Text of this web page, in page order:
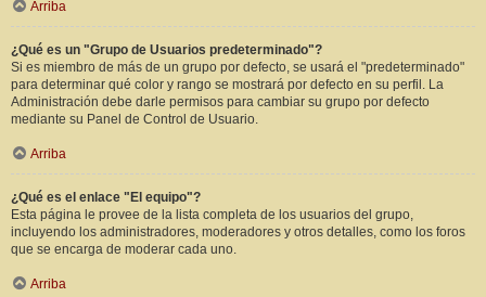
Arriba
¿Qué es un "Grupo de Usuarios predeterminado"?
Si es miembro de más de un grupo por defecto, se usará el "predeterminado"
para determinar qué color y rango se mostrará por defecto en su perfil. La
Administración debe darle permisos para cambiar su grupo por defecto
mediante su Panel de Control de Usuario.
Arriba
¿Qué es el enlace "El equipo"?
Esta página le provee de la lista completa de los usuarios del grupo,
incluyendo los administradores, moderadores y otros detalles, como los foros
que se encarga de moderar cada uno.
Arriba